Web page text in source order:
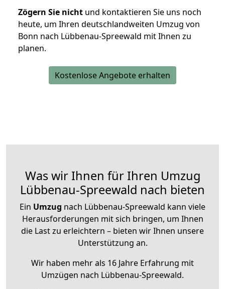
Zögern Sie nicht und kontaktieren Sie uns noch
heute, um Ihren deutschlandweiten Umzug von
Bonn nach Lübbenau-Spreewald mit Ihnen zu
planen.
Kostenlose Angebote erhalten
Was wir Ihnen für Ihren Umzug
Lübbenau-Spreewald nach bieten
Ein Umzug nach Lübbenau-Spreewald kann viele
Herausforderungen mit sich bringen, um Ihnen
die Last zu erleichtern – bieten wir Ihnen unsere
Unterstützung an.
Wir haben mehr als 16 Jahre Erfahrung mit
Umzügen nach Lübbenau-Spreewald.